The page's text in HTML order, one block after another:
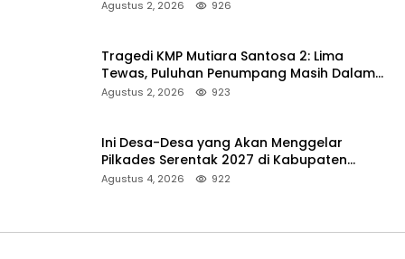
Ambulans ke Pelabuhan Kalianget
Agustus 2, 2026 926
Tragedi KMP Mutiara Santosa 2: Lima
Tewas, Puluhan Penumpang Masih Dalam
Pencarian
Agustus 2, 2026 923
Ini Desa-Desa yang Akan Menggelar
Pilkades Serentak 2027 di Kabupaten
Sumenep
Agustus 4, 2026 922